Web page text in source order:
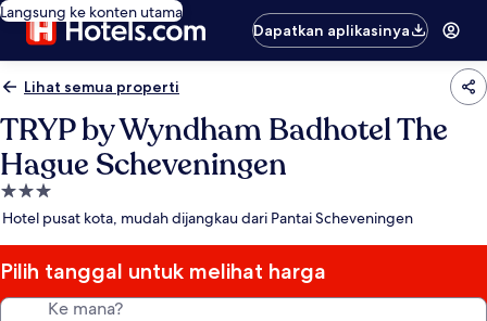
Langsung ke konten utama
Dapatkan aplikasinya
Lihat semua properti
TRYP by Wyndham Badhotel The
Hague Scheveningen
Properti
bintang
Hotel pusat kota, mudah dijangkau dari Pantai Scheveningen
Pilih tanggal untuk melihat harga
Ke mana?